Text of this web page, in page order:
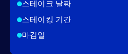
스테이크 날짜
스테이킹 기간
마감일